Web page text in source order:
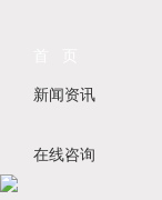
新闻资讯
在线咨询